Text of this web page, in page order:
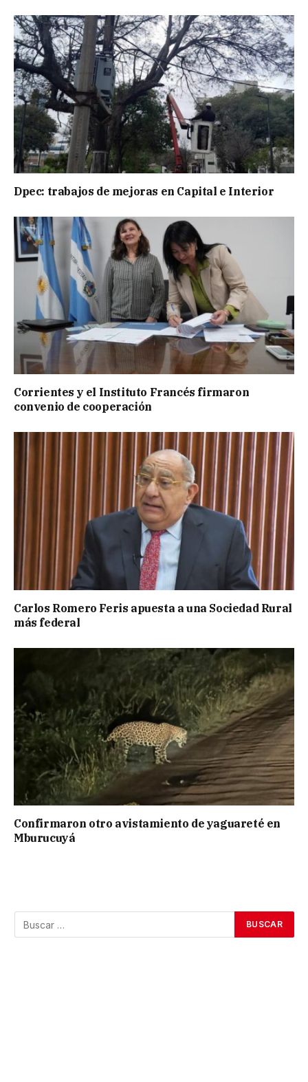
Dpec: trabajos de mejoras en Capital e Interior
Corrientes y el Instituto Francés firmaron
convenio de cooperación
Carlos Romero Feris apuesta a una Sociedad Rural
más federal
Confirmaron otro avistamiento de yaguareté en
Mburucuyá